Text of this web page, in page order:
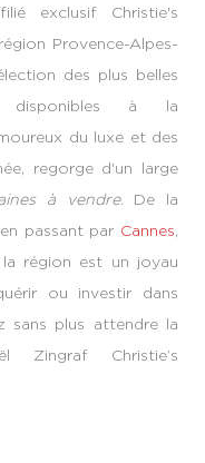
exclusif Christie's
Provence-Alpes-
des plus belles
à la
du luxe et des
regorge d'un large
à vendre. De la
passant par Cannes
région est un joyau
ou investir dans
sans plus attendre la
Zingraf Christie’s